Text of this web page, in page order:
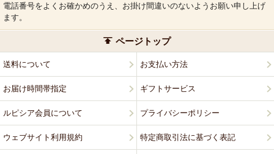
電話番号をよくお確かめのうえ、お掛け間違いのないようお願い申し上げ
ます。
ページトップ
送料について お支払い方法
お届け時間帯指定 ギフトサービス
ルピシア会員について プライバシーポリシー
ウェブサイト利用規約 特定商取引法に基づく表記